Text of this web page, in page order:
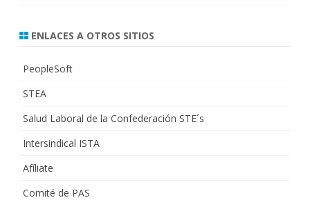
ENLACES A OTROS SITIOS
PeopleSoft
STEA
Salud Laboral de la Confederación STE´s
Intersindical ISTA
Afíliate
Comité de PAS